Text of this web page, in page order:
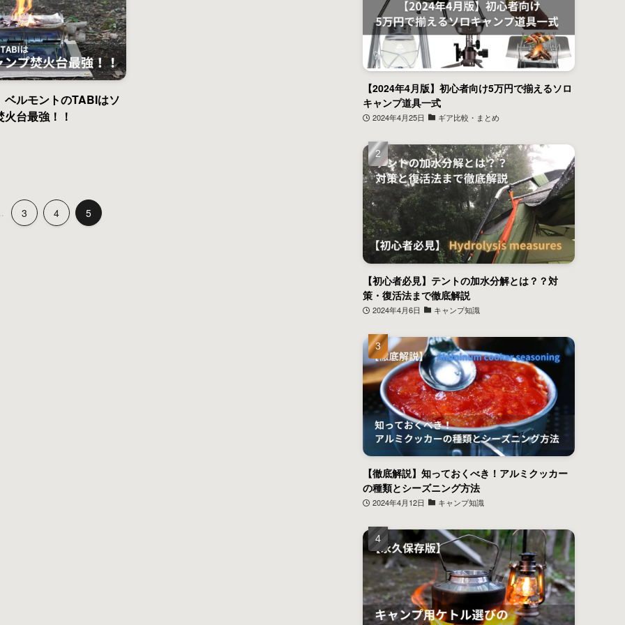
ベルモントのTABIはソ
台最強！！
3 4 5
【2024年4月版】初心者向け5万円で揃えるソロ
キャンプ道具一式
2024年4月25日 ギア比較・まとめ
【初心者必見】テントの加水分解とは？？対
策・復活法まで徹底解説
2024年4月6日 キャンプ知識
【徹底解説】知っておくべき！アルミクッカー
の種類とシーズニング方法
2024年4月12日 キャンプ知識